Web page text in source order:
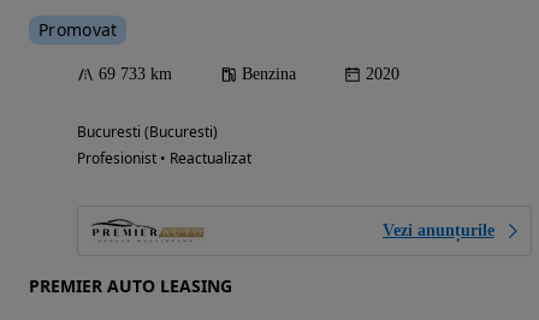
Promovat
69 733 km Benzina 2020
Bucuresti (Bucuresti)
Profesionist • Reactualizat
Vezi anunțurile
PREMIER AUTO LEASING